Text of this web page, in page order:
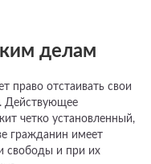
делам
право отстаивать свои
Действующее
четко установленный,
гражданин имеет
свободы и при их